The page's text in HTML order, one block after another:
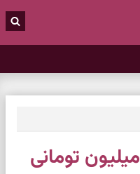
وام جدید ۴۴ تا ۲۲۰ میلیون تومانی